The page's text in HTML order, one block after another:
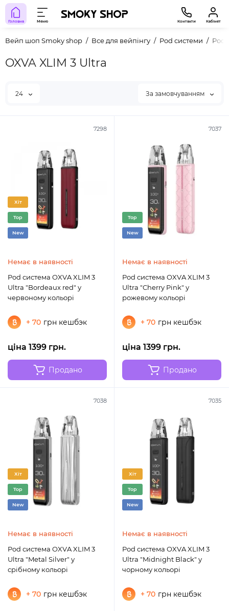
Головна Меню Контакти Кабінет
Вейп шоп Smoky shop Все для вейпінгу Pod системи Pod
OXVA XLIM 3 Ultra
24 За замовчуванням
7298
Хіт
Top
New
Немає в наявності
Pod система OXVA XLIM 3
Ultra "Bordeaux red" у
червоному кольорі
+ 70 грн кешбэк
ціна 1399 грн.
Продано
7037
Top
New
Немає в наявності
Pod система OXVA XLIM 3
Ultra "Cherry Pink" у
рожевому кольорі
+ 70 грн кешбэк
ціна 1399 грн.
Продано
7038
Хіт
Top
New
Немає в наявності
Pod система OXVA XLIM 3
Ultra "Metal Silver" у
срібному кольорі
+ 70 грн кешбэк
7035
Хіт
Top
New
Немає в наявності
Pod система OXVA XLIM 3
Ultra "Midnight Black" у
чорному кольорі
+ 70 грн кешбэк